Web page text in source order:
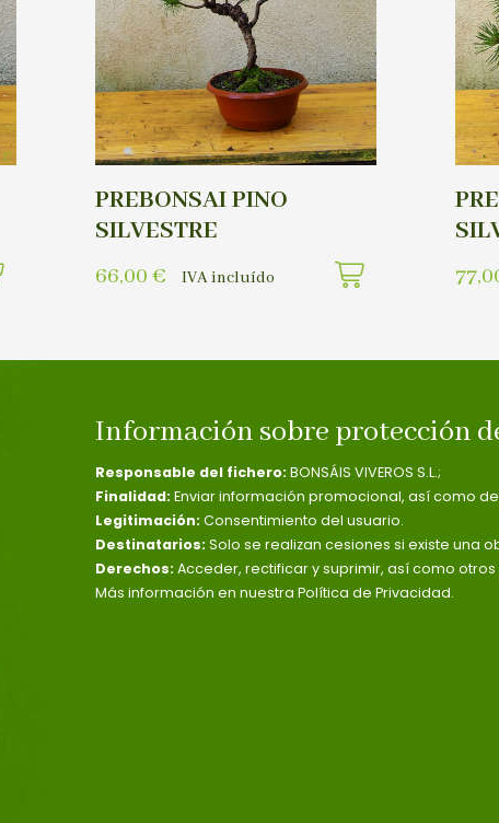
PREBONSAI PINO
SILVESTRE
66,00 € IVA incluído
Información sobre protección
Responsable del fichero: BONSÁIS VIVEROS S.L.;
Finalidad: Enviar información promocional, así como
Legitimación: Consentimiento del usuario.
Destinatarios: Solo se realizan cesiones si existe una
Derechos: Acceder, rectificar y suprimir, así como
Más información en nuestra Política de Privacidad.